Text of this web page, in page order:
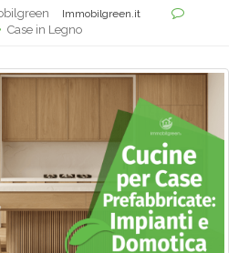
Immobilgreen.it
Case in Legno